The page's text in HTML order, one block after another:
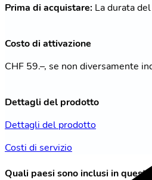
Prima di acquistare: La durata
Costo di attivazione
CHF 59.–, se non diversamente
Dettagli del prodotto
Dettagli del prodotto
Costi di servizio
Quali paesi sono inclusi in questo